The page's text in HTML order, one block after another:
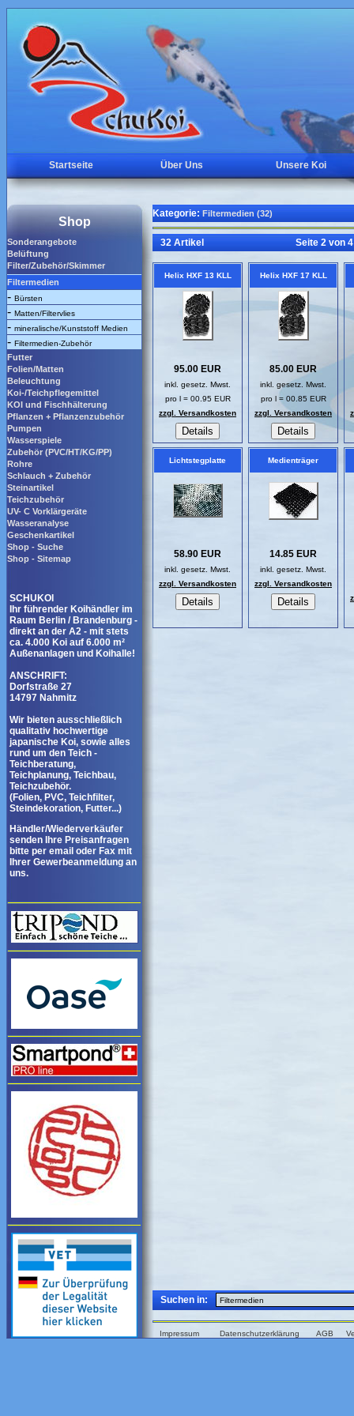
Startseite Über Uns Unsere Koi
Shop
Sonderangebote
Belüftung
Filter/Zubehör/Skimmer
Filtermedien
- Bürsten
- Matten/Filtervlies
- mineralische/Kunststoff Medien
- Filtermedien-Zubehör
Futter
Folien/Matten
Beleuchtung
Koi-/Teichpflegemittel
KOI und Fischhälterung
Pflanzen + Pflanzenzubehör
Pumpen
Wasserspiele
Zubehör (PVC/HT/KG/PP)
Rohre
Schlauch + Zubehör
Steinartikel
Teichzubehör
UV- C Vorklärgeräte
Wasseranalyse
Geschenkartikel
Shop - Suche
Shop - Sitemap
SCHUKOI
Ihr führender Koihändler im
Raum Berlin / Brandenburg -
direkt an der A2 - mit stets
ca. 4.000 Koi auf 6.000 m²
Außenanlagen und Koihalle!
ANSCHRIFT:
Dorfstraße 27
14797 Nahmitz
Wir bieten ausschließlich
qualitativ hochwertige
japanische Koi, sowie alles
rund um den Teich -
Teichberatung,
Teichplanung, Teichbau,
Teichzubehör.
(Folien, PVC, Teichfilter,
Steindekoration, Futter...)
Händler/Wiederverkäufer
senden Ihre Preisanfragen
bitte per email oder Fax mit
Ihrer Gewerbeanmeldung an
uns.
Kategorie: Filtermedien (32)
32 Artikel Seite 2 von 4
Helix HXF 13 KLL
95.00 EUR
inkl. gesetz. Mwst.
pro l = 00.95 EUR
zzgl. Versandkosten
Helix HXF 17 KLL
85.00 EUR
inkl. gesetz. Mwst.
pro l = 00.85 EUR
zzgl. Versandkosten
Lichtstegplatte
58.90 EUR
inkl. gesetz. Mwst.
zzgl. Versandkosten
Medienträger
14.85 EUR
inkl. gesetz. Mwst.
zzgl. Versandkosten
Suchen in:
Impressum Datenschutzerklärung AGB